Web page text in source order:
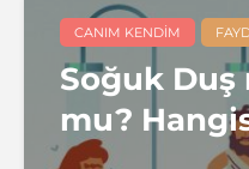
CANIM KENDIM
Soğuk Duş
mu?